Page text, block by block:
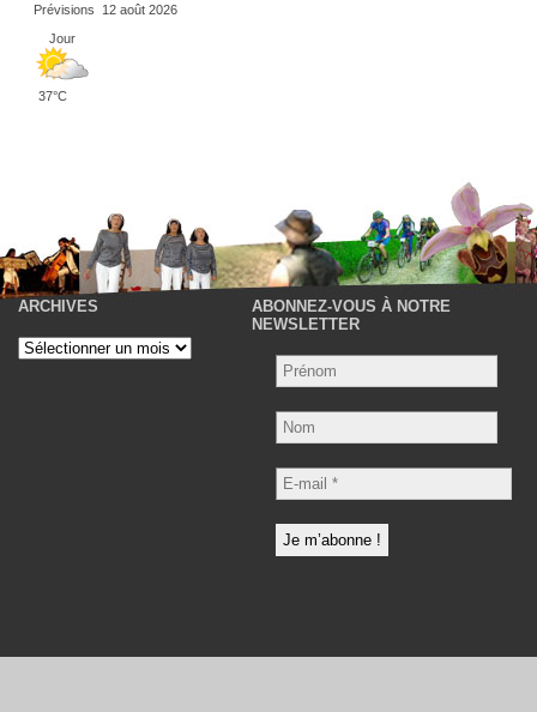
Prévisions
12 août 2026
Jour
37°C
ARCHIVES
Archives
ABONNEZ-VOUS À NOTRE
NEWSLETTER
Nom
E-
mail
*